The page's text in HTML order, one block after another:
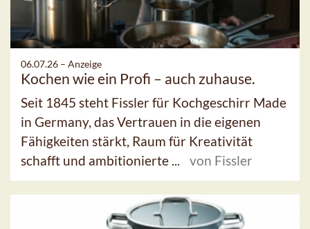
06.07.26 – Anzeige
Kochen wie ein Profi – auch zuhause.
Seit 1845 steht Fissler für Kochgeschirr Made
in Germany, das Vertrauen in die eigenen
Fähigkeiten stärkt, Raum für Kreativität
schafft und ambitionierte ...
von Fissler